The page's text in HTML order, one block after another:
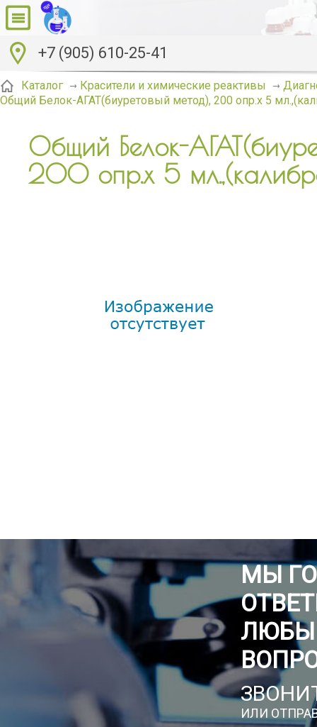
+7 (905) 610-25-41
Каталог Красители и химические реактивы
Общий Белок-АГАТ(биуретовый метод), 200 опр.х 5
Общий Белок-
200 опр.х 5
МЫ
ИЛИ